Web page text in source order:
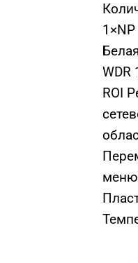
WDR
ROI
меню